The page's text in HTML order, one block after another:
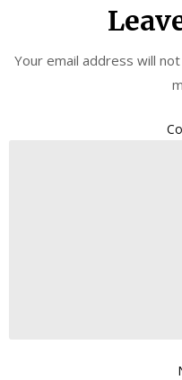
Your email address will